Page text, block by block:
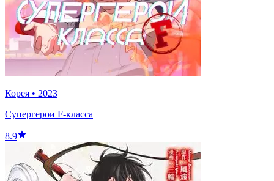
Корея • 2023
Супергерои F-класса
8.9